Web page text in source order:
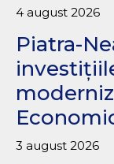
4 august 2026
Piatra-
3 august 2026